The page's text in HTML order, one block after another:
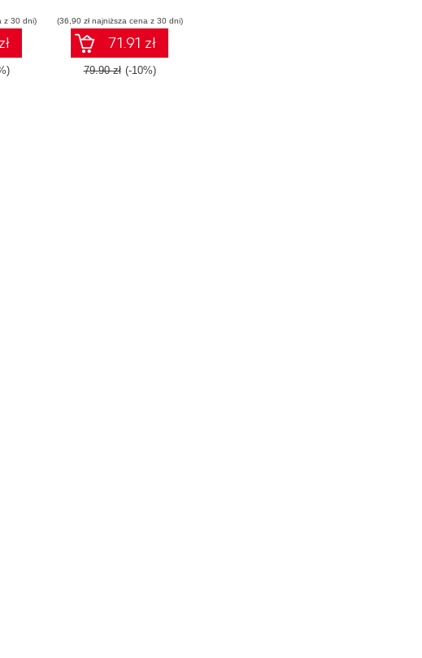
z 30 dni) (36,90 zł najniższa cena z 30 dni)
71.91 zł
79.90 zł (-10%)